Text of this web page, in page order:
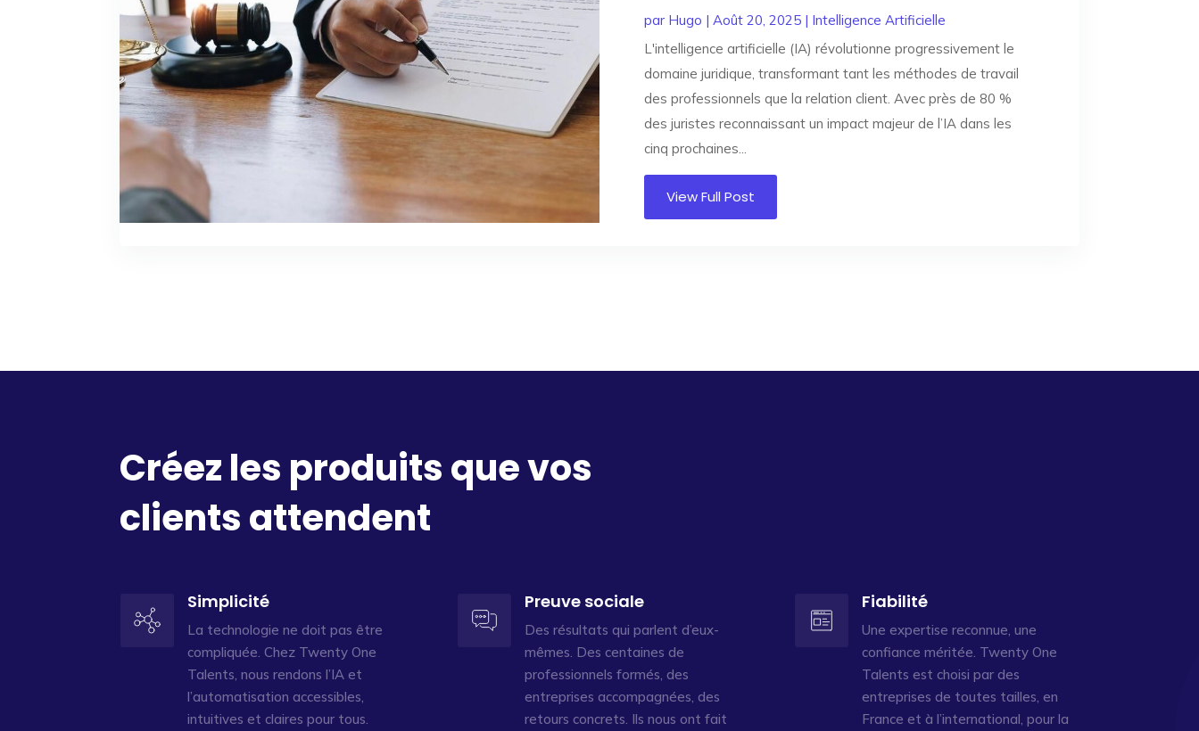
par Hugo | Août 20, 2025 | Intelligence Artificielle
L'intelligence artificielle (IA) révolutionne progressivement le
domaine juridique, transformant tant les méthodes de travail
des professionnels que la relation client. Avec près de 80 %
des juristes reconnaissant un impact majeur de l’IA dans les
cinq prochaines...
View Full Post
Créez les produits que vos
clients attendent
Simplicité
La technologie ne doit pas être
compliquée. Chez Twenty One
Talents, nous rendons l’IA et
l’automatisation accessibles,
intuitives et claires pour tous.
Preuve sociale
Des résultats qui parlent d’eux-
mêmes. Des centaines de
professionnels formés, des
entreprises accompagnées, des
retours concrets. Ils nous ont fait
Fiabilité
Une expertise reconnue, une
confiance méritée. Twenty One
Talents est choisi par des
entreprises de toutes tailles, en
France et à l’international, pour la